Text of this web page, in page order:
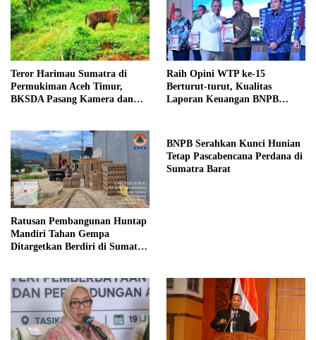
Teror Harimau Sumatra di
Permukiman Aceh Timur,
BKSDA Pasang Kamera dan
Raih Opini WTP ke-15
Berturut-turut, Kualitas
Laporan Keuangan BNPB
Ratusan Pembangunan Huntap
Mandiri Tahan Gempa
Ditargetkan Berdiri di Sumatra
BNPB Serahkan Kunci Hunian
Tetap Pascabencana Perdana di
Sumatra Barat